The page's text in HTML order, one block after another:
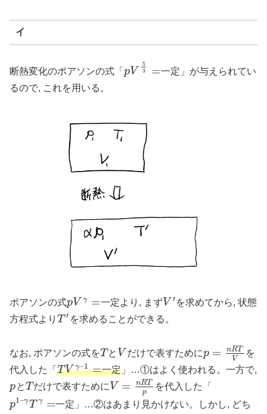
イ
断熱変化のポアソンの式「 pV
5
3
=
pV5 3
一定」が与えられてい
るので, これを用いる。
ポアソンの式pV γ =
pVγ= 一定より, まずV ′
V′
を求めてから, 状態
方程式より T ′
T′ を求めることができる。
なお, ポアソンの式をT
T と V
V だけで表すためにp = nRT
V
p=nRTV
を
代入した「 TV γ–1 =
TVγ–1= 一定」…①はよく使われる。一方で,
p
p とT
T だけで表すために V = nRT
p
V= nR Tp を代入した「
p1–γT γ =
p1 γTγ=
一定」…②はあまり見かけない。しかし, どち